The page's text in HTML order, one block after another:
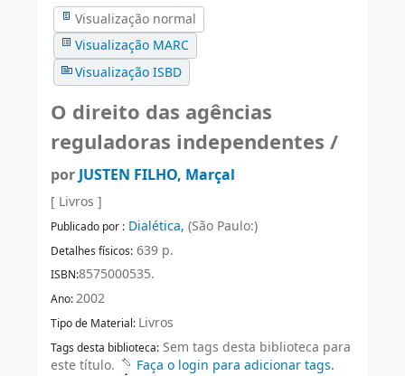
Visualização normal
Visualização MARC
Visualização ISBD
O direito das agências
reguladoras independentes /
porJUSTEN FILHO, Marçal
[ Livros ]
Publicado por : Dialética, (São Paulo:)
Detalhes físicos: 639 p.
ISBN:8575000535.
Ano:2002
Tipo de Material: Livros
Tags desta biblioteca: Sem tags desta biblioteca para
este título.
Faça o login para adicionar tags.